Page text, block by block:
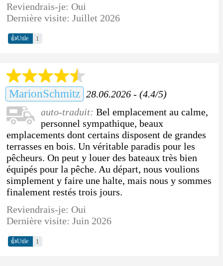
Reviendrais-je: Oui
Dernière visite: Juillet 2026
👍Utile 1
MarionSchmitz 28.06.2026 - (4.4/5)
auto-traduit: Bel emplacement au calme,
personnel sympathique, beaux
emplacements dont certains disposent de grandes
terrasses en bois. Un véritable paradis pour les
pêcheurs. On peut y louer des bateaux très bien
équipés pour la pêche. Au départ, nous voulions
simplement y faire une halte, mais nous y sommes
finalement restés trois jours.
Reviendrais-je: Oui
Dernière visite: Juin 2026
👍Utile 1